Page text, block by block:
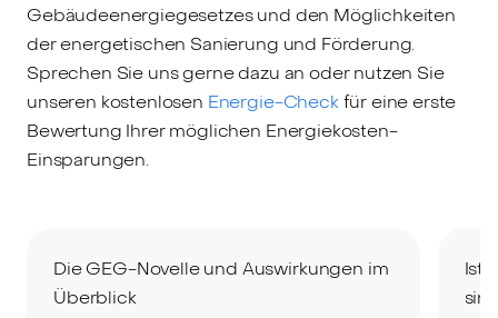
Gebäudeenergiegesetzes und den Möglichkeiten
der energetischen Sanierung und Förderung.
Sprechen Sie uns gerne dazu an oder nutzen Sie
unseren kostenlosen Energie-Checkfür eine erste
Bewertung Ihrer möglichen Energiekosten-
Einsparungen.
Die GEG-Novelle und Auswirkungen im
Überblick
Ist